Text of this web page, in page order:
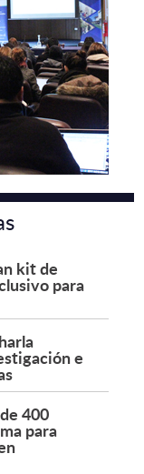
kit de
para
e
400
para